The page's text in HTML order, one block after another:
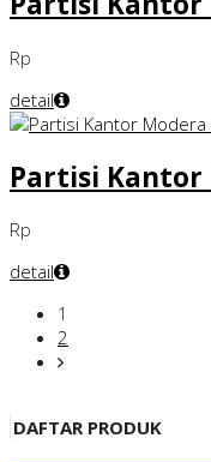
Rp
detail
Partisi Kantor
Rp
detail
1
2
DAFTAR PRODUK